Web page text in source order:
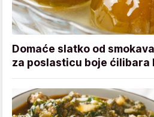
Domaće slatko od
za poslasticu boje ćilibara